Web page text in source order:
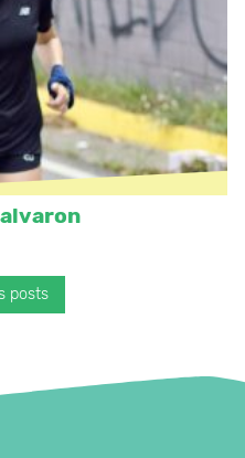
posts